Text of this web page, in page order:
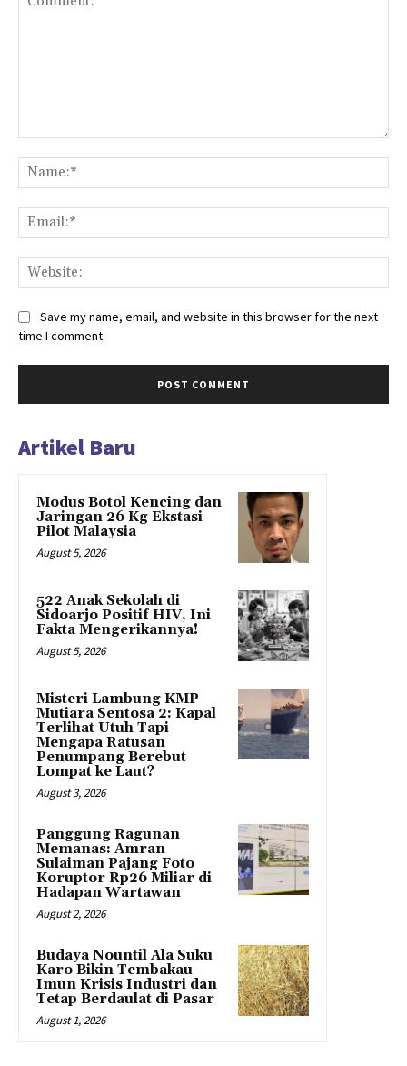
Save my name, email, and website in this browser for the next
time I comment.
Artikel Baru
Modus Botol Kencing dan
Jaringan 26 Kg Ekstasi
Pilot Malaysia
August 5, 2026
522 Anak Sekolah di
Sidoarjo Positif HIV, Ini
Fakta Mengerikannya!
August 5, 2026
Misteri Lambung KMP
Mutiara Sentosa 2: Kapal
Terlihat Utuh Tapi
Mengapa Ratusan
Penumpang Berebut
Lompat ke Laut?
August 3, 2026
Panggung Ragunan
Memanas: Amran
Sulaiman Pajang Foto
Koruptor Rp26 Miliar di
Hadapan Wartawan
August 2, 2026
Budaya Nountil Ala Suku
Karo Bikin Tembakau
Imun Krisis Industri dan
Tetap Berdaulat di Pasar
August 1, 2026